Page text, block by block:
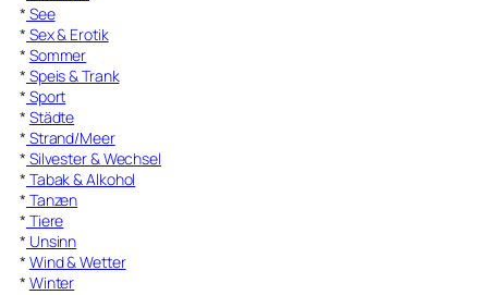
* See
* Sex & Erotik
* Sommer
* Speis & Trank
* Sport
* Städte
* Strand/Meer
* Silvester & Wechsel
* Tabak & Alkohol
* Tanzen
* Tiere
* Unsinn
* Wind & Wetter
* Winter